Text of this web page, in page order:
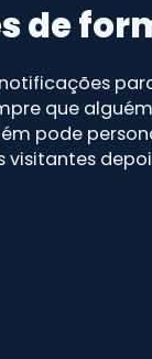
de
que
pode
visitantes